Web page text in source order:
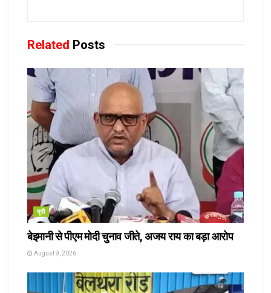
Related Posts
यूपी
बेइमानी से पीएम मोदी चुनाव जीते, अजय राय का बड़ा आरोप
August 9, 2026